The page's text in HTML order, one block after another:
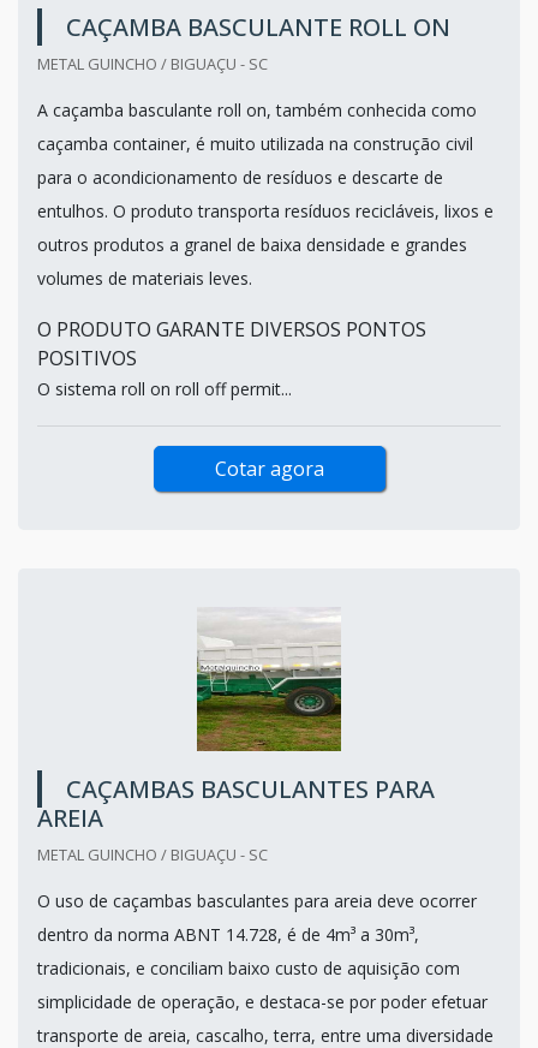
CAÇAMBA BASCULANTE ROLL ON
METAL GUINCHO / BIGUAÇU - SC
A caçamba basculante roll on, também conhecida como
caçamba container, é muito utilizada na construção civil
para o acondicionamento de resíduos e descarte de
entulhos. O produto transporta resíduos recicláveis, lixos e
outros produtos a granel de baixa densidade e grandes
volumes de materiais leves.
O PRODUTO GARANTE DIVERSOS PONTOS
POSITIVOS
O sistema roll on roll off permit...
Cotar agora
CAÇAMBAS BASCULANTES PARA
AREIA
METAL GUINCHO / BIGUAÇU - SC
O uso de caçambas basculantes para areia deve ocorrer
dentro da norma ABNT 14.728, é de 4m³ a 30m³,
tradicionais, e conciliam baixo custo de aquisição com
simplicidade de operação, e destaca-se por poder efetuar
transporte de areia, cascalho, terra, entre uma diversidade